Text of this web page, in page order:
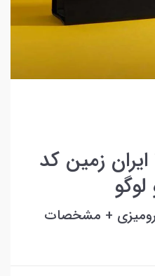
تقویم رومیزی 1405 ایران زمین کد
رومیزی + مشخصات